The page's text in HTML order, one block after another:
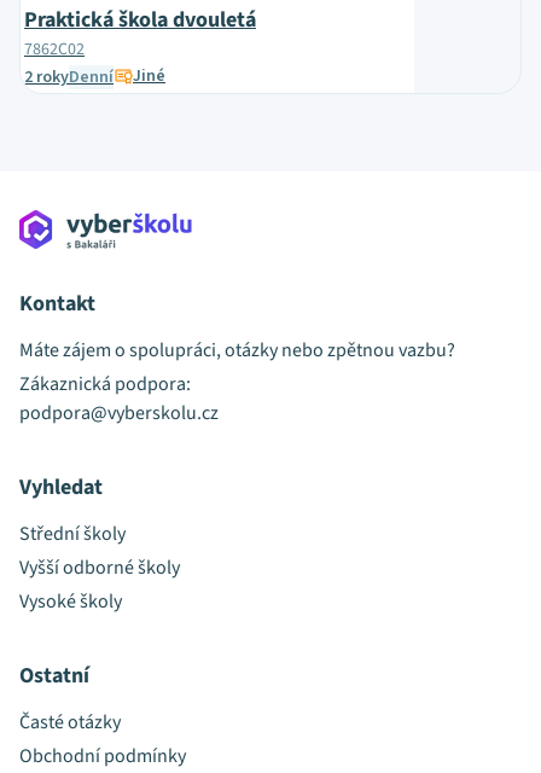
Praktická škola dvouletá
7862C02
2 rokyDenní Jiné
Kontakt
Máte zájem o spolupráci, otázky nebo zpětnou vazbu?
Zákaznická podpora:
podpora@vyberskolu.cz
Vyhledat
Střední školy
Vyšší odborné školy
Vysoké školy
Ostatní
Časté otázky
Obchodní podmínky